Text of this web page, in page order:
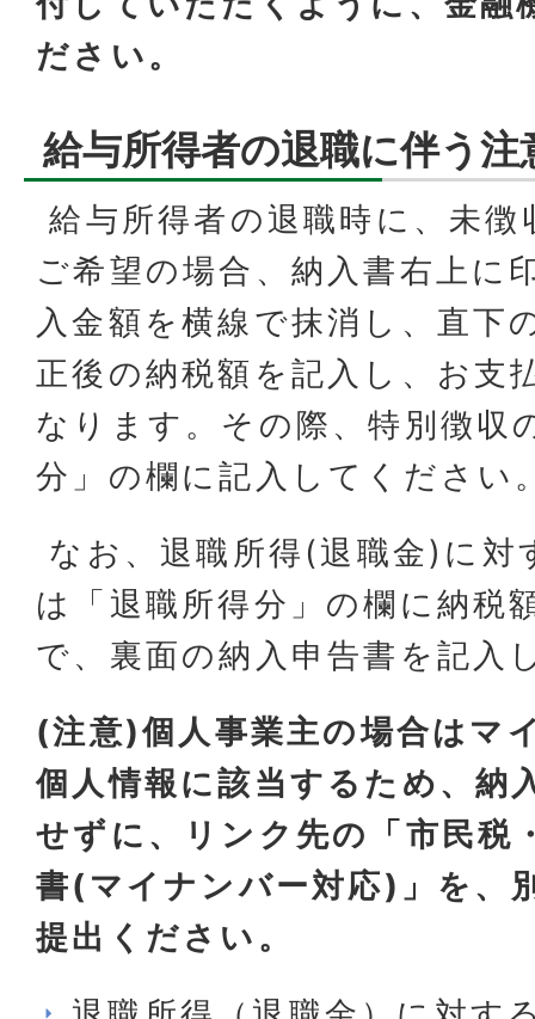
ださい。
給与所得者の退職に伴う注
給与所得者の退職時に、未
ご希望の場合、納入書右上に
入金額を横線で抹消し、直下
正後の納税額を記入し、お支
なります。その際、特別徴収
分」の欄に記入してください
なお、退職所得(退職金)に対
は「退職所得分」の欄に納税
で、裏面の納入申告書を記入
(注意)個人事業主の場合はマ
個人情報に該当するため、納
せずに、リンク先の「市民税
書(マイナンバー対応)」を、
提出ください。